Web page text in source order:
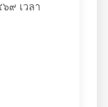
๙ เวลา